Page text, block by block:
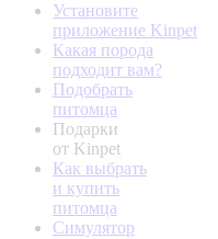
Установите
приложение Kinpet
Какая порода
подходит вам?
Подобрать
питомца
Подарки
от Kinpet
Как выбрать
и купить
питомца
Симулятор